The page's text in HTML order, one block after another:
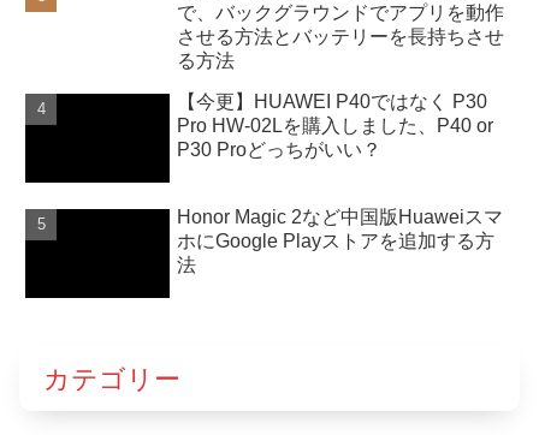
で、バックグラウンドでアプリを動作
させる方法とバッテリーを長持ちさせ
る方法
【今更】HUAWEI P40ではなく P30
Pro HW-02Lを購入しました、P40 or
P30 Proどっちがいい？
Honor Magic 2など中国版Huaweiスマ
ホにGoogle Playストアを追加する方
法
カテゴリー